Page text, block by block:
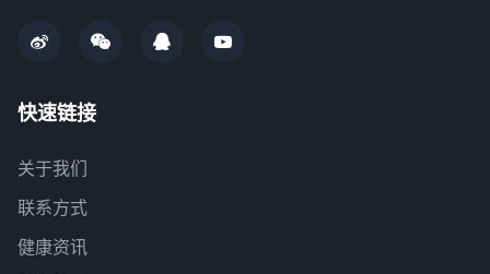
快速链接
关于我们
联系方式
健康资讯